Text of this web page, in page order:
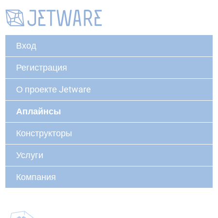
Вход
Регистрация
О проекте Jetware
Аплайнсы
Конструкторы
Услуги
Компания